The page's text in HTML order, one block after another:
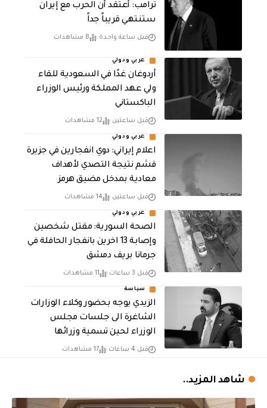
‏ترامب: أعتقد أن الحرب مع إيران
ستنتهي قريباً جداً
قبل ساعة واحدة 8 مشاهدات
عربي ودولي
أردوغان غدًا في السعودية للقاء
ولي عهد المملكة ورئيس الوزراء
الباكستاني
قبل ساعتين 12 مشاهدات
عربي ودولي
اعلام إيراني: دوي انفجارين في جزيرة
قشم نتيجة التصدي لأهداف
معادية بمدخل مضيق هرمز
قبل ساعتين 14 مشاهدات
عربي ودولي
الصحة السورية: مقتل شخصين
وإصابة 13 اخرين بانفجار الحافلة في
جرمانا بريف دمشق
قبل 3 ساعات 11 مشاهدات
سياسة
الزيدي يوجه بحضور وكلاء الوزارات
الشاغرة الى جلسات مجلس
الوزراء لحين تسمية وزرائها
قبل 4 ساعات 17 مشاهدات
شاهد المزيد..